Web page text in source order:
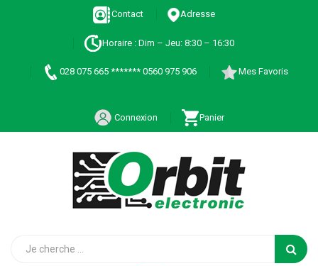
Contact Adresse
Horaire : Dim – Jeu: 8:30 – 16:30
028 075 665 ******* 0560 975 906 Mes Favoris
Connexion Panier